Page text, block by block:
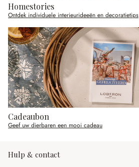
Homestories
Ontdek individuele interieurideeën en decoratietips
Cadeaubon
Geef uw dierbaren een mooi cadeau
Hulp & contact